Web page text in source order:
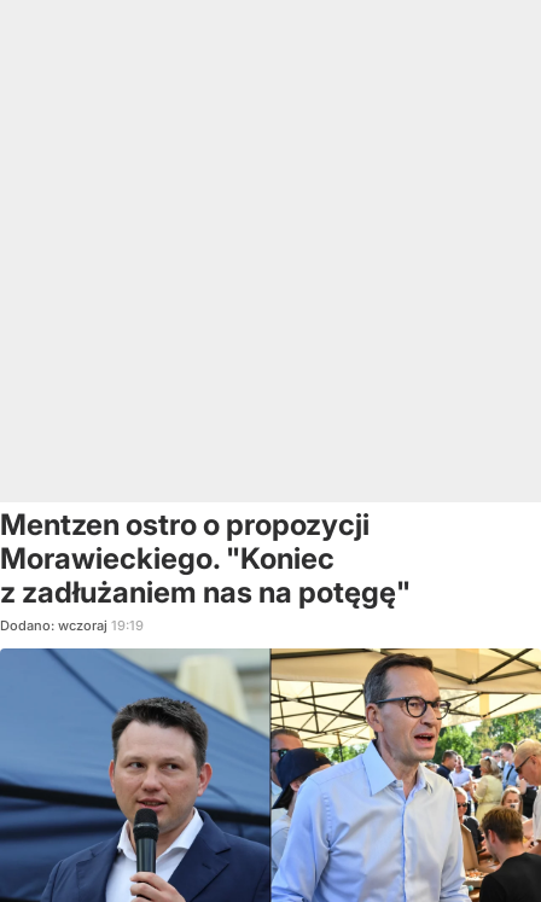
Mentzen ostro o propozycji
Morawieckiego. "Koniec
z zadłużaniem nas na potęgę"
Dodano: wczoraj 19:19